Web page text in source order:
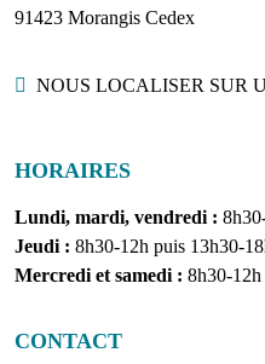
91423 Morangis Cedex
Localisation
NOUS LOCALISER SUR
HORAIRES
Lundi, mardi, vendredi :
Jeudi : 8h30-12h puis 13h30-
Mercredi et samedi : 8h30-12h
CONTACT